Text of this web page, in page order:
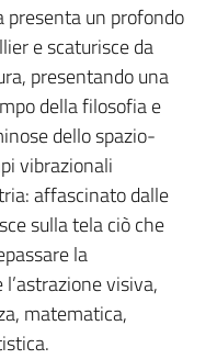
presenta un profondo
e scaturisce da
presentando una
della filosofia e
dello spazio-
vibrazionali
affascinato dalle
sulla tela ciò che
la
visiva,
matematica,